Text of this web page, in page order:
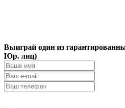
Выиграй один из
Юр. лиц)